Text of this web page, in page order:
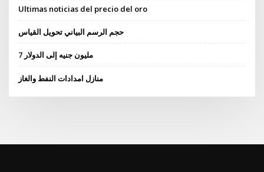
Ultimas noticias del precio del oro
حجم الرسم البياني تحويل القياس
7 مليون جنيه إلى الدولار
منازل امدادات النفط والغاز